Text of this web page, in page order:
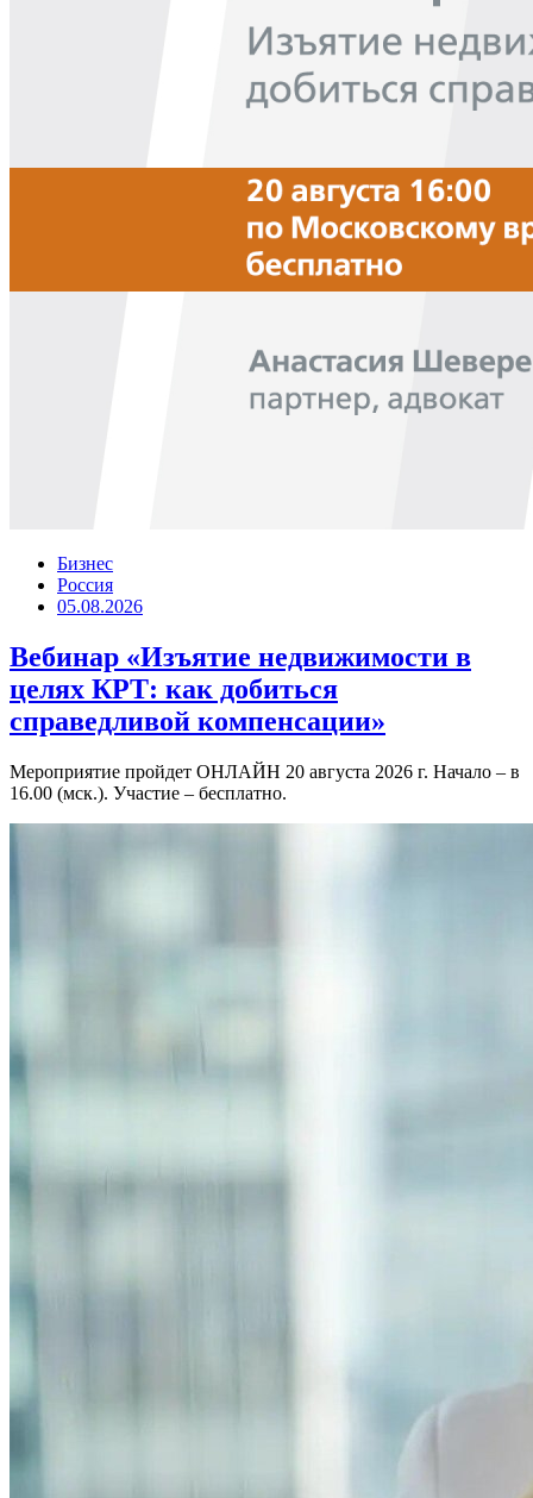
Бизнес
Россия
05.08.2026
Вебинар «Изъятие недвижимости в
целях КРТ: как добиться
справедливой компенсации»
Мероприятие пройдет ОНЛАЙН 20 августа 2026 г. Начало – в
16.00 (мск.). Участие – бесплатно.